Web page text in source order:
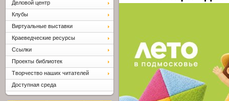
Деловой центр
Клубы
Виртуальные выставки
Краеведческие ресурсы
Ссылки
Проекты библиотек
Творчество наших читателей
Доступная среда